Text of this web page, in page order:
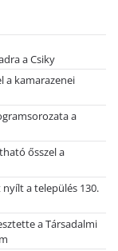
a Csiky
a kamarazenei
a
ősszel a
a település 130.
a Társadalmi